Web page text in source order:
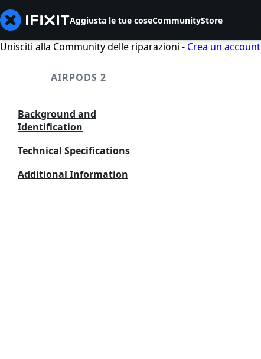
Aggiusta le tue coseCommunityStore
Unisciti alla Community delle riparazioni - Crea un account
AIRPODS 2
Background and
Identification
Technical Specifications
Additional Information